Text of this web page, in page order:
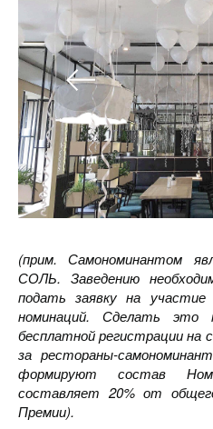
(прим. Самономинантом
СОЛЬ. Заведению
подать заявку на
номинаций. Сделать
бесплатной регистрации
за рестораны-
формируют состав
составляет 20% от
Премии).